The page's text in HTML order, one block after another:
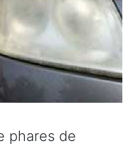
phares de